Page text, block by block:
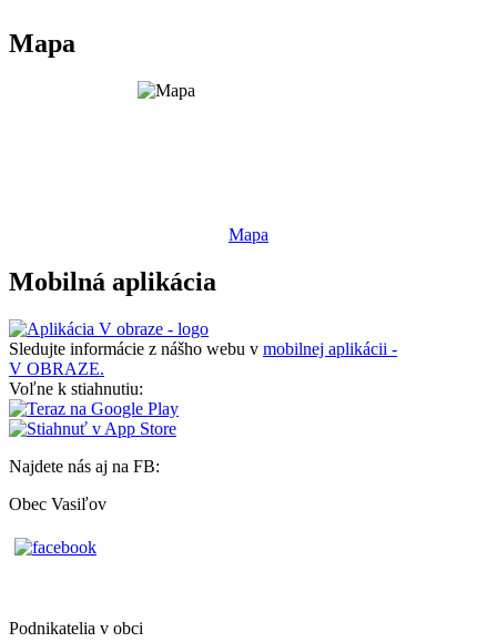
Mapa
Mapa
Mobilná aplikácia
Sledujte informácie z nášho webu v mobilnej aplikácii -
V OBRAZE.
Voľne k stiahnutiu:
Najdete nás aj na FB:
Obec Vasiľov
Podnikatelia v obci